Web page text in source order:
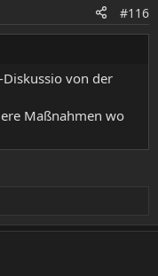
#116
von der
Maßnahmen wo